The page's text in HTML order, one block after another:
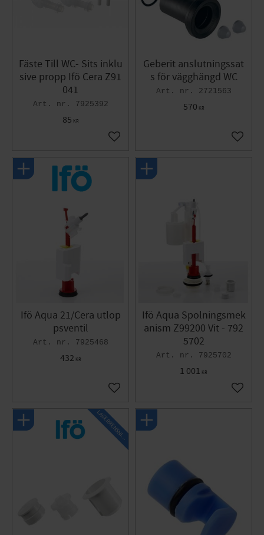
Fäste Till WC- Sits inklu
sive propp Ifö Cera Z91
041
7925392
85 KR
Lägg till i favoriter
Geberit anslutningssat
s för vägghängd WC
2721563
570 KR
Lägg
Ifö Aqua 21/Cera utlop
psventil
7925468
432 KR
Lägg till i favoriter
Ifö Aqua Spolningsmek
anism Z99200 Vit - 792
5702
7925702
1 001 KR
Lägg
L
A
G
E
R
R
E
N
S
N
I
N
G